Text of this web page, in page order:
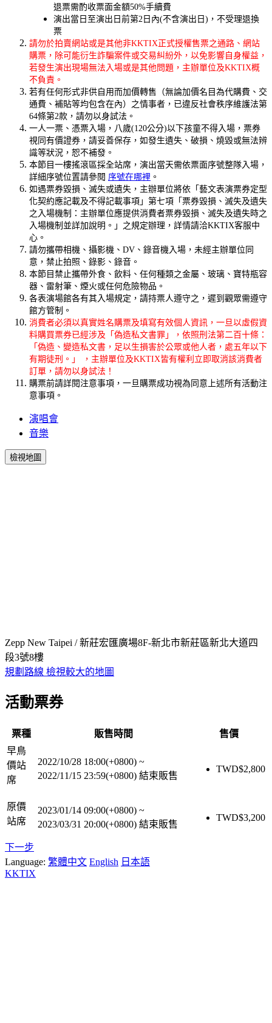
退票需酌收票面金額50%手續費
演出當日至演出日前第2日內(不含演出日)，不受理退換
票
請勿於拍賣網站或是其他非KKTIX正式授權售票之通路、網站
購票，除可能衍生詐騙案件或交易糾紛外，以免影響自身權益，
若發生演出現場無法入場或是其他問題，主辦單位及KKTIX概
不負責。
若有任何形式非供自用而加價轉售（無論加價名目為代購費、交
通費、補貼等均包含在內）之情事者，已違反社會秩序維護法第
64條第2款，請勿以身試法。
一人一票、憑票入場，八歲(120公分)以下孩童不得入場，票券
視同有價證券，請妥善保存，如發生遺失、破損、燒毀或無法辨
識等狀況，恕不補發。
本節目一樓搖滾區採全站席，演出當天需依票面序號整隊入場，
詳細序號位置請參閱 序號在哪裡 。
如遇票券毀損、滅失或遺失，主辦單位將依「藝文表演票券定型
化契約應記載及不得記載事項」第七項「票券毀損、滅失及遺失
之入場機制：主辦單位應提供消費者票券毀損、滅失及遺失時之
入場機制並詳加說明。」之規定辦理，詳情請洽KKTIX客服中
心。
請勿攜帶相機、攝影機、DV、錄音機入場，未經主辦單位同
意，禁止拍照、錄影、錄音。
本節目禁止攜帶外食、飲料、任何種類之金屬、玻璃、寶特瓶容
器、雷射筆、煙火或任何危險物品。
各表演場館各有其入場規定，請持票人遵守之，遲到觀眾需遵守
館方管制。
消費者必須以真實姓名購票及填寫有效個人資訊，一旦以虛假資
料購買票券已經涉及「偽造私文書罪」，依照刑法第二百十條：
「偽造、變造私文書，足以生損害於公眾或他人者，處五年以下
有期徒刑。」 ，主辦單位及KKTIX皆有權利立即取消該消費者
訂單，請勿以身試法！
購票前請詳閱注意事項，一旦購票成功視為同意上述所有活動注
意事項。
演唱會
音樂
檢視地圖
Zepp New Taipei / 新莊宏匯廣場8F-新北市新莊區新北大道四
段3號8樓
規劃路線 檢視較大的地圖
活動票券
票種 販售時間
售價
早鳥
價站
席
2022/10/28 18:00(+0800) ~
2022/11/15 23:59(+0800) 結束販售
TWD$2,800
原價
站席
2023/01/14 09:00(+0800) ~
2023/03/31 20:00(+0800) 結束販售
TWD$3,200
下一步
Language: 繁體中文 English 日本語
KKTIX